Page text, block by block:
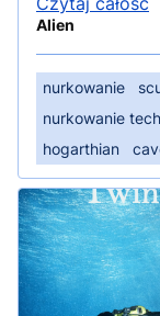
Alien
nurkowanie
nurkowanie
hogarthian